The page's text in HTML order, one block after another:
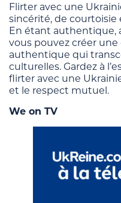
Flirter avec une
sincérité, de
En étant
vous pouvez créer
authentique qui
culturelles. Gardez à
flirter avec une
et le respect mutuel.
We on TV